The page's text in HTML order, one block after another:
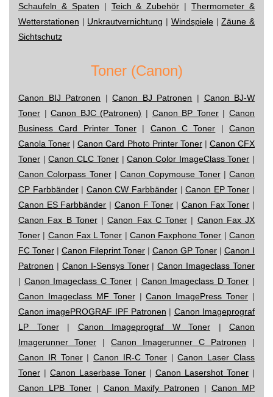
Schaufeln & Spaten | Teich & Zubehör |Thermometer &
Wetterstationen | Unkrautvernichtung | Windspiele|Zäune &
Sichtschutz
Toner (Canon)
Canon BIJ Patronen |Canon BJ Patronen | Canon BJ-W
Toner |Canon BJC (Patronen) | Canon BP Toner|Canon
Business Card Printer Toner | Canon C Toner |Canon
Canola Toner |Canon Card Photo Printer Toner| Canon CFX
Toner |Canon CLC Toner|Canon Color ImageClass Toner |
Canon Colorpass Toner| Canon Copymouse Toner| Canon
CP Farbbänder| Canon CW Farbbänder |Canon EP Toner |
Canon ES Farbbänder | Canon F Toner | Canon Fax Toner |
Canon Fax B Toner|Canon Fax C Toner | Canon Fax JX
Toner | Canon Fax L Toner | Canon Faxphone Toner |Canon
FC Toner | Canon Fileprint Toner | Canon GP Toner | Canon I
Patronen | Canon I-Sensys Toner|Canon Imageclass Toner
| Canon Imageclass C Toner | Canon Imageclass D Toner |
Canon Imageclass MF Toner|Canon ImagePress Toner |
Canon imagePROGRAF IPF Patronen | Canon Imageprograf
LP Toner| Canon Imageprograf W Toner | Canon
Imagerunner Toner | Canon Imagerunner C Patronen |
Canon IR Toner|Canon IR-C Toner|Canon Laser Class
Toner | Canon Laserbase Toner | Canon Lasershot Toner |
Canon LPB Toner | Canon Maxify Patronen | Canon MP